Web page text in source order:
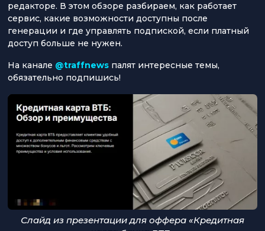
редакторе. В этом обзоре разбираем, как работает
сервис, какие возможности доступны после
генерации и где управлять подпиской, если платный
доступ больше не нужен.
На канале @traffnews палят интересные темы,
обязательно подпишись!
Слайд из презентации для оффера «Кредитная